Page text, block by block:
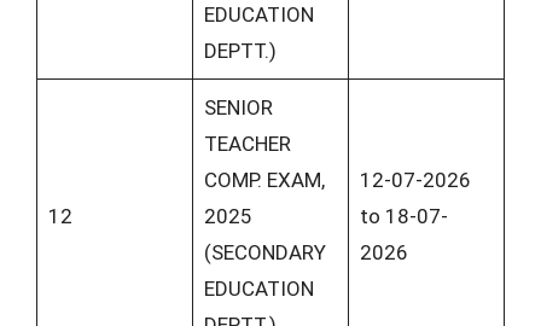
EDUCATION
DEPTT.)
12
SENIOR
TEACHER
COMP. EXAM,
2025
(SECONDARY
EDUCATION
12-07-2026
to 18-07-
2026